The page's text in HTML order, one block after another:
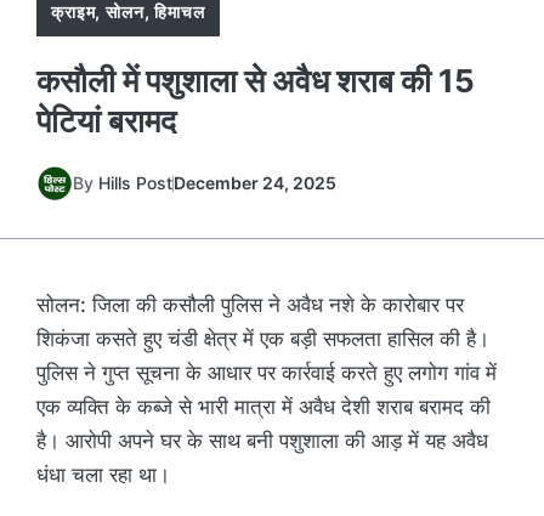
क्राइम,सोलन,हिमाचल
कसौली में पशुशाला से अवैध शराब की 15
पेटियां बरामद
By Hills PostDecember 24, 2025
सोलन: जिला की कसौली पुलिस ने अवैध नशे के कारोबार पर
शिकंजा कसते हुए चंडी क्षेत्र में एक बड़ी सफलता हासिल की है।
पुलिस ने गुप्त सूचना के आधार पर कार्रवाई करते हुए लगोग गांव में
एक व्यक्ति के कब्जे से भारी मात्रा में अवैध देशी शराब बरामद की
है। आरोपी अपने घर के साथ बनी पशुशाला की आड़ में यह अवैध
धंधा चला रहा था।